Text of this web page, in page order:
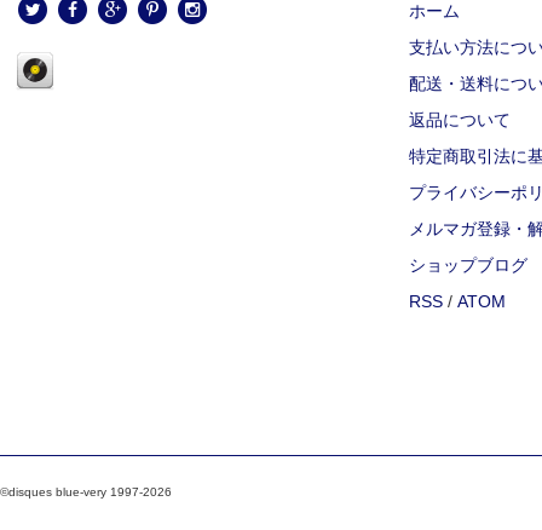
ホーム
支払い方法につ
配送・送料につ
返品について
特定商取引法に
プライバシーポ
メルマガ登録・
ショップブログ
RSS / ATOM
©disques blue-very 1997-2026